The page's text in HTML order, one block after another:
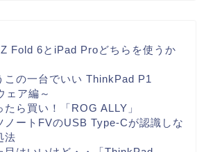
Z Fold 6とiPad Proどちらを使うか
この一台でいい ThinkPad P1
ェア編～
たら買い！「ROG ALLY」
ノートFVのUSB Type-Cが認識しな
法